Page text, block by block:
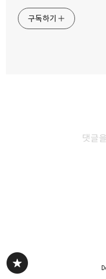
구독하기
댓글
자동차 스마트키 침수 분
법